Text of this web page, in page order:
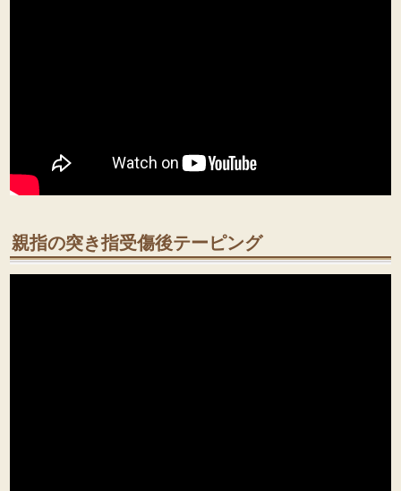
親指の突き指受傷後テーピング